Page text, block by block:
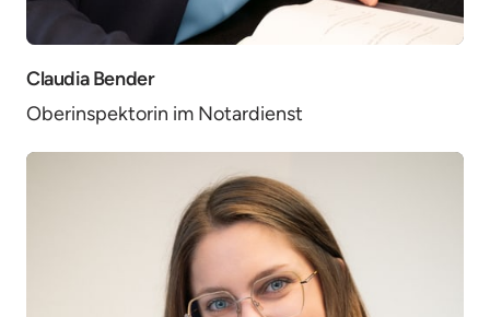
Claudia Bender
Oberinspektorin im Notardienst